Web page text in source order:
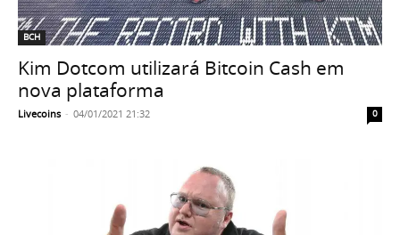
BCH
Kim Dotcom utilizará Bitcoin Cash em
nova plataforma
Livecoins - 04/01/2021 21:32 0